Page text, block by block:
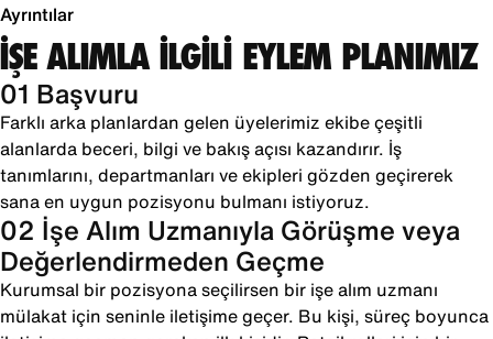
Ayrıntılar
İŞE ALIMLA İLGİLİ EYLEM PLANIMIZ
01 Başvuru
Farklı arka planlardan gelen üyelerimiz ekibe çeşitli
alanlarda beceri, bilgi ve bakış açısı kazandırır. İş
tanımlarını, departmanları ve ekipleri gözden geçirerek
sana en uygun pozisyonu bulmanı istiyoruz.
02 İşe Alım Uzmanıyla Görüşme veya
Değerlendirmeden Geçme
Kurumsal bir pozisyona seçilirsen bir işe alım uzmanı
mülakat için seninle iletişime geçer. Bu kişi, süreç boyunca